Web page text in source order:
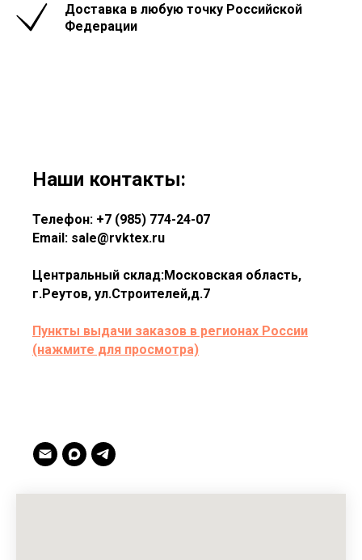
Доставка в любую точку Российской
Федерации
Наши контакты:
Телефон: +7 (985) 774-24-07
Email: sale@rvktex.ru
Центральный склад:Московская область,
г.Реутов, ул.Строителей,д.7
Пункты выдачи заказов в регионах России
(нажмите для просмотра)